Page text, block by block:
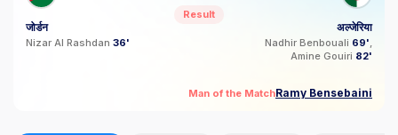
जोर्डन
Nizar Al Rashdan 36'
Result
अल्जेरिया
Nadhir Benbouali 69'
Amine Gouiri 82'
Man of the MatchRamy Bensebaini